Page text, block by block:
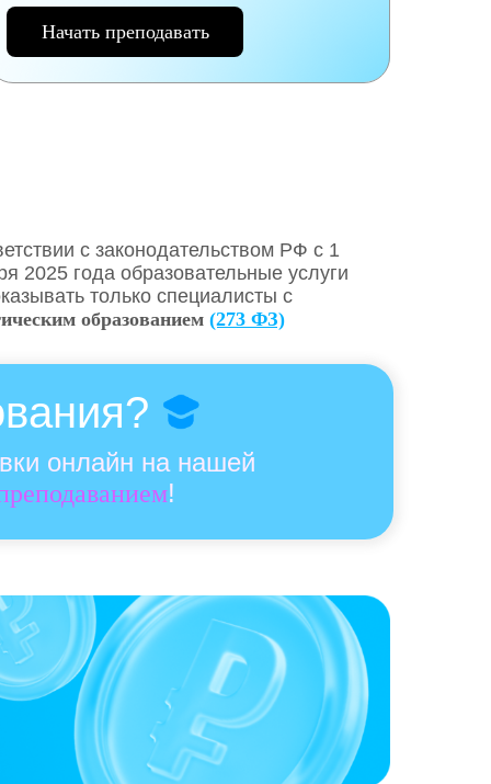
Начать преподавать
с законодательством РФ c 1
2025 года образовательные услуги
только специалисты с
образованием (273 ФЗ)
онлайн на нашей
!